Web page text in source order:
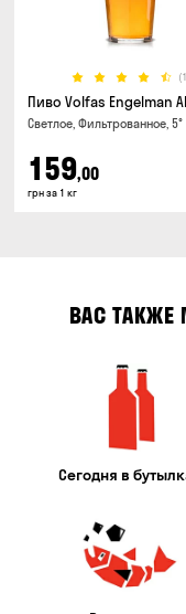
Пиво Volfas Engelman
Светлое, Фильтрованное, 5°
159,00
грн за 1 кг
ВАС ТАКЖЕ
Сегодня в